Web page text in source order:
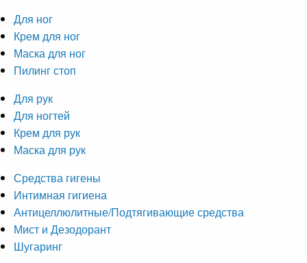
Для ног
Крем для ног
Маска для ног
Пилинг стоп
Для рук
Для ногтей
Крем для рук
Маска для рук
Средства гигены
Интимная гигиена
Антицеллюлитные/Подтягивающие средства
Мист и Дезодорант
Шугаринг